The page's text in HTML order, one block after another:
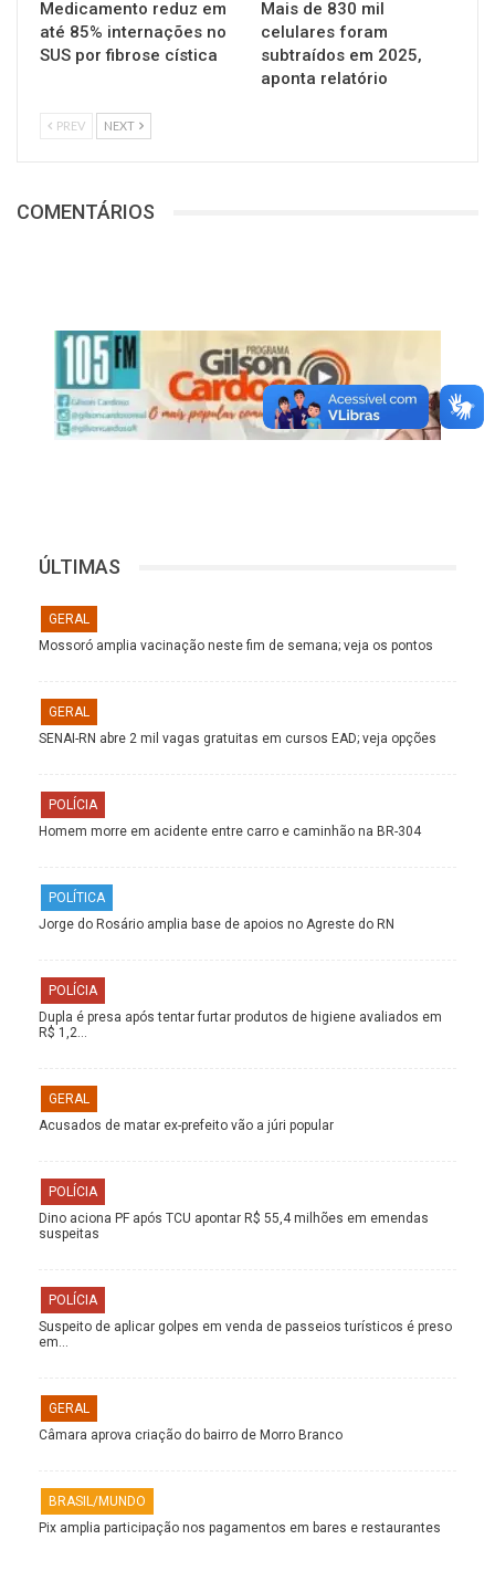
Medicamento reduz em
até 85% internações no
SUS por fibrose cística
Mais de 830 mil
celulares foram
subtraídos em 2025,
aponta relatório
PREV NEXT
COMENTÁRIOS
ÚLTIMAS
GERAL
Mossoró amplia vacinação neste fim de semana; veja os pontos
GERAL
SENAI-RN abre 2 mil vagas gratuitas em cursos EAD; veja opções
POLÍCIA
Homem morre em acidente entre carro e caminhão na BR-304
POLÍTICA
Jorge do Rosário amplia base de apoios no Agreste do RN
POLÍCIA
Dupla é presa após tentar furtar produtos de higiene avaliados em
R$ 1,2…
GERAL
Acusados de matar ex-prefeito vão a júri popular
POLÍCIA
Dino aciona PF após TCU apontar R$ 55,4 milhões em emendas
suspeitas
POLÍCIA
Suspeito de aplicar golpes em venda de passeios turísticos é preso
em…
GERAL
Câmara aprova criação do bairro de Morro Branco
BRASIL/MUNDO
Pix amplia participação nos pagamentos em bares e restaurantes